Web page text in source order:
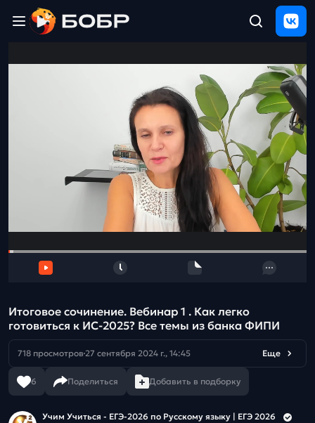
и
Итоговое сочинение. Вебинар 1 . Как легко
готовиться к ИС-2025? Все темы из банка ФИПИ
718 просмотров 27 сентября 2024 г., 14:45 Еще
6 Поделиться Добавить в подборку
Учим Учиться - ЕГЭ-2026 по Русскому языку | ЕГЭ 2026